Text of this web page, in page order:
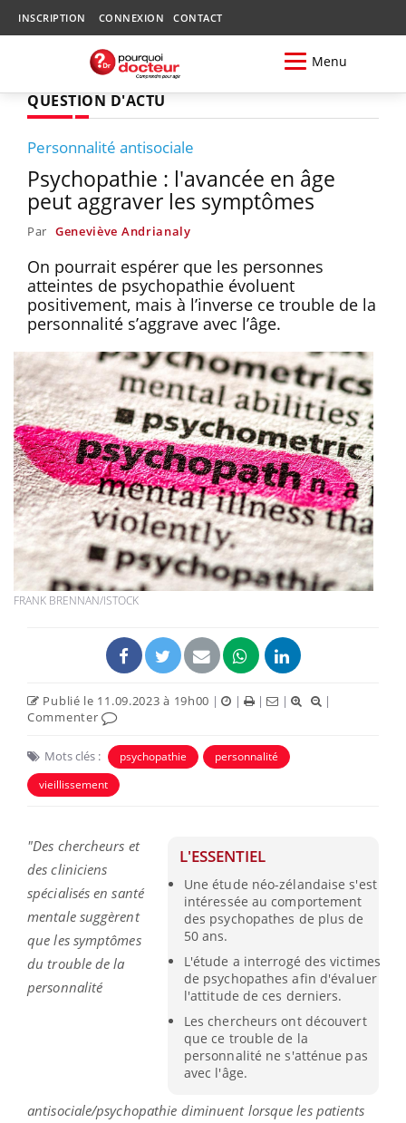
INSCRIPTION CONNEXION CONTACT
Menu
QUESTION D'ACTU
Personnalité antisociale
Psychopathie : l'avancée en âge
peut aggraver les symptômes
Par Geneviève Andrianaly
On pourrait espérer que les personnes
atteintes de psychopathie évoluent
positivement, mais à l’inverse ce trouble de la
personnalité s’aggrave avec l’âge.
FRANK BRENNAN/ISTOCK
Publié le 11.09.2023 à 19h00 | | | |
|
Commenter
Mots clés : psychopathie
personnalité
vieillissement
L'ESSENTIEL
Une étude néo-zélandaise s'est
intéressée au comportement
des psychopathes de plus de
50 ans.
L'étude a interrogé des victimes
de psychopathes afin d'évaluer
l'attitude de ces derniers.
Les chercheurs ont découvert
que ce trouble de la
personnalité ne s'atténue pas
avec l'âge.
"Des chercheurs et
des cliniciens
spécialisés en santé
mentale suggèrent
que les symptômes
du trouble de la
personnalité
antisociale/psychopathie diminuent lorsque les patients